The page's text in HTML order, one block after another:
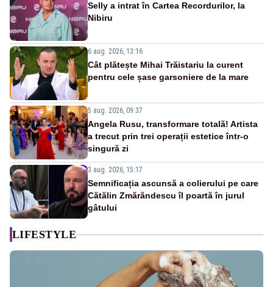
Selly a intrat în Cartea Recordurilor, la
Nibiru
6 aug. 2026, 13:16
Cât plătește Mihai Trăistariu la curent
pentru cele șase garsoniere de la mare
5 aug. 2026, 09:37
Angela Rusu, transformare totală! Artista
a trecut prin trei operații estetice într-o
singură zi
3 aug. 2026, 15:17
Semnificația ascunsă a colierului pe care
Cătălin Zmărăndescu îl poartă în jurul
gâtului
LIFESTYLE